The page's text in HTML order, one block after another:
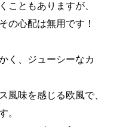
こともありますが、
の心配は無用です！
く、ジューシーなカ
風味を感じる欧風で、
。